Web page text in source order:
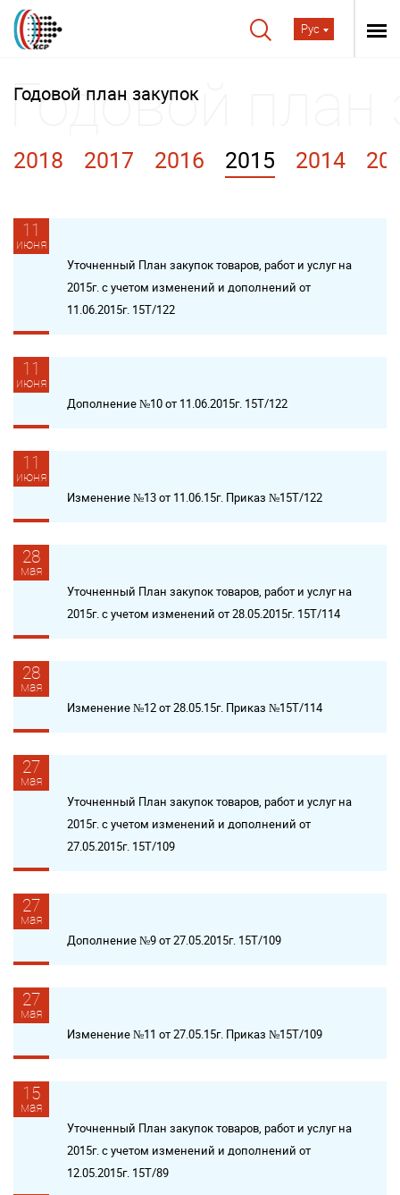
Рус
Годовой план закупок
2018 2017 2016 2015 2014
11
июня
Уточненный План закупок товаров, работ и услуг на
2015г. с учетом изменений и дополнений от
11.06.2015г. 15Т/122
11
июня
Дополнение №10 от 11.06.2015г. 15Т/122
11
июня
Изменение №13 от 11.06.15г. Приказ №15Т/122
28
мая
Уточненный План закупок товаров, работ и услуг на
2015г. с учетом изменений от 28.05.2015г. 15Т/114
28
мая
Изменение №12 от 28.05.15г. Приказ №15Т/114
27
мая
Уточненный План закупок товаров, работ и услуг на
2015г. с учетом изменений и дополнений от
27.05.2015г. 15Т/109
27
мая
Дополнение №9 от 27.05.2015г. 15Т/109
27
мая
Изменение №11 от 27.05.15г. Приказ №15Т/109
15
мая
Уточненный План закупок товаров, работ и услуг на
2015г. с учетом изменений и дополнений от
12.05.2015г. 15Т/89